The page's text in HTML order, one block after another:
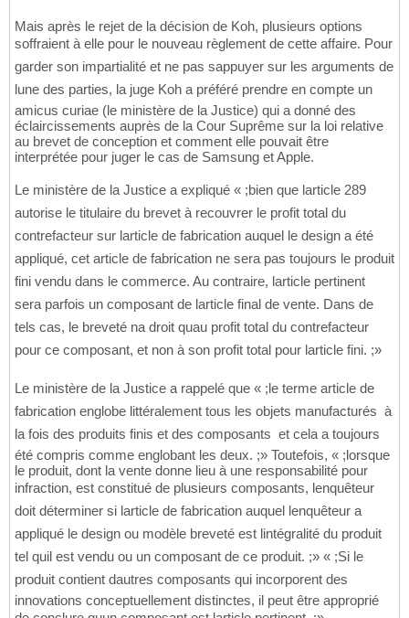
Mais après le rejet de la décision de Koh, plusieurs options
soffraient à elle pour le nouveau règlement de cette affaire. Pour
garder son impartialité et ne pas sappuyer sur les arguments de
lune des parties, la juge Koh a préféré prendre en compte un
amicus curiae (le ministère de la Justice) qui a donné des
éclaircissements auprès de la Cour Suprême sur la loi relative
au brevet de conception et comment elle pouvait être
interprétée pour juger le cas de Samsung et Apple.
Le ministère de la Justice a expliqué « ;bien que larticle 289
autorise le titulaire du brevet à recouvrer le profit total du
contrefacteur sur larticle de fabrication auquel le design a été
appliqué, cet article de fabrication ne sera pas toujours le produit
fini vendu dans le commerce. Au contraire, larticle pertinent
sera parfois un composant de larticle final de vente. Dans de
tels cas, le breveté na droit quau profit total du contrefacteur
pour ce composant, et non à son profit total pour larticle fini. ;»
Le ministère de la Justice a rappelé que « ;le terme article de
fabrication englobe littéralement tous les objets manufacturés  à
la fois des produits finis et des composants  et cela a toujours
été compris comme englobant les deux. ;» Toutefois, « ;lorsque
le produit, dont la vente donne lieu à une responsabilité pour
infraction, est constitué de plusieurs composants, lenquêteur
doit déterminer si larticle de fabrication auquel lenquêteur a
appliqué le design ou modèle breveté est lintégralité du produit
tel quil est vendu ou un composant de ce produit. ;» « ;Si le
produit contient dautres composants qui incorporent des
innovations conceptuellement distinctes, il peut être approprié